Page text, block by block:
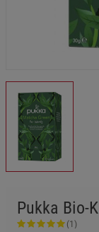
Pukka Bio-
(1)